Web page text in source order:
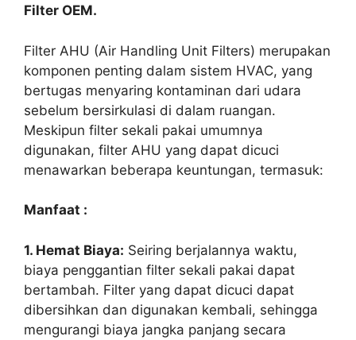
Filter OEM.
Filter AHU (Air Handling Unit Filters) merupakan
komponen penting dalam sistem HVAC, yang
bertugas menyaring kontaminan dari udara
sebelum bersirkulasi di dalam ruangan.
Meskipun filter sekali pakai umumnya
digunakan, filter AHU yang dapat dicuci
menawarkan beberapa keuntungan, termasuk:
Manfaat :
1. Hemat Biaya: Seiring berjalannya waktu,
biaya penggantian filter sekali pakai dapat
bertambah. Filter yang dapat dicuci dapat
dibersihkan dan digunakan kembali, sehingga
mengurangi biaya jangka panjang secara